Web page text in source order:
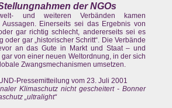
der NGOs
und weiteren Verbänden kamen
Aussagen. Einerseits sei das Ergebnis von
gar richtig schlecht, andererseits sei es
oder gar „historischer Schritt“. Die Verbände
an das Gute in Markt und Staat – und
von einer neuen Weltordnung, in der sich
Zwangsmechanismen umsetzen.
Pressemitteilung vom 23. Juli 2001
Klimaschutz nicht gescheitert - Bonner
„ultralight“